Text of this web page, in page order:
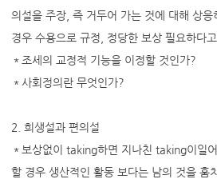
의설을 주장, 즉 거두어 가는 것에 대해 상
경우 수용으로 규정, 정당한 보상 필요하다
＊조세의 교정적 기능을 이정할 것인가?
＊사회정의란 무엇인가?
2. 희생설과 편의설
＊보상없이 taking하면 지나친 taking이일
할 경우 생산적인 활동 보다는 남의 것을 훔